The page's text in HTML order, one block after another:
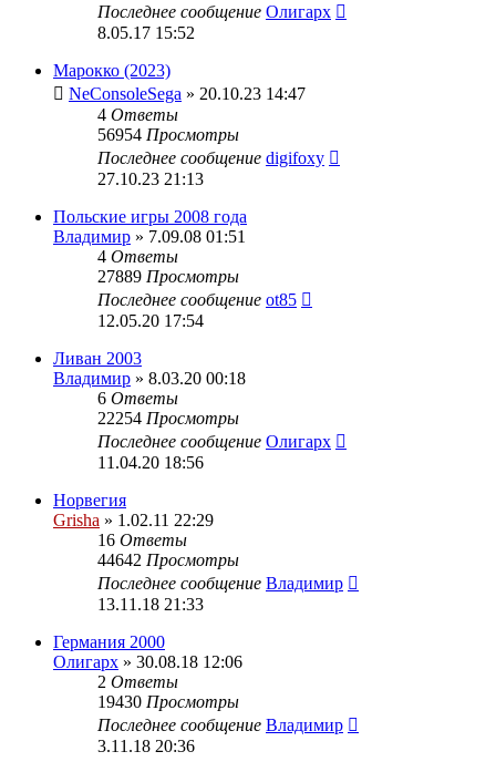
Последнее сообщение Олигарх
8.05.17 15:52
Марокко (2023)
NeConsoleSega » 20.10.23 14:47
4 Ответы
56954 Просмотры
Последнее сообщение digifoxy
27.10.23 21:13
Польские игры 2008 года
Владимир » 7.09.08 01:51
4 Ответы
27889 Просмотры
Последнее сообщение ot85
12.05.20 17:54
Ливан 2003
Владимир » 8.03.20 00:18
6 Ответы
22254 Просмотры
Последнее сообщение Олигарх
11.04.20 18:56
Норвегия
Grisha » 1.02.11 22:29
16 Ответы
44642 Просмотры
Последнее сообщение Владимир
13.11.18 21:33
Германия 2000
Олигарх » 30.08.18 12:06
2 Ответы
19430 Просмотры
Последнее сообщение Владимир
3.11.18 20:36